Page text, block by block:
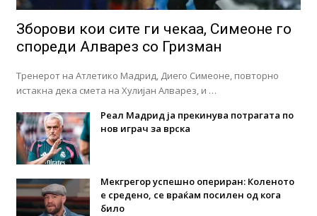
Зборови кои сите ги чекаа, Симеоне го
спореди Алварез со Гризман
Тренерот на Атлетико Мадрид, Диего Симеоне, повторно
истакна дека смета на Хулијан Алварез, и …
Реал Мадрид ја прекинува потрагата по
нов играч за врска
Мекгрегор успешно опериран: Коленото
е средено, се враќам посилен од кога
било